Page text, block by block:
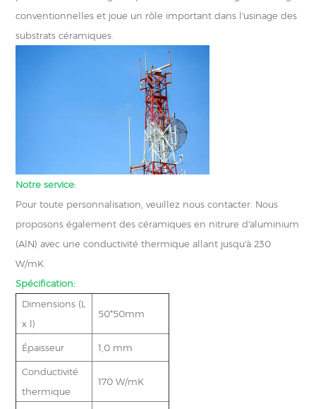
conventionnelles et joue un rôle important dans l'usinage des
substrats céramiques.
Notre service:
Pour toute personnalisation, veuillez nous contacter. Nous
proposons également des céramiques en nitrure d'aluminium
(AlN) avec une conductivité thermique allant jusqu'à 230
W/mK.
Spécification:
Dimensions (L
x l)
50*50mm
Épaisseur 1,0 mm
Conductivité
thermique
170 W/mK